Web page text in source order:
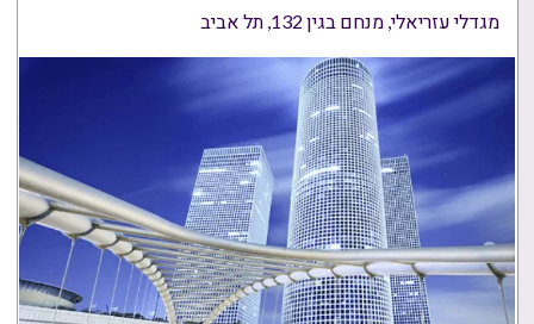
מגדלי עזריאלי, מנחם בגין 132, תל אביב